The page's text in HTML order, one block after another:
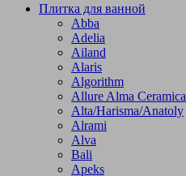
Плитка для ванной
Abba
Adelia
Ailand
Alaris
Algorithm
Allure Alma Ceramica
Alta/Harisma/Anatoly
Alrami
Alva
Bali
Apeks